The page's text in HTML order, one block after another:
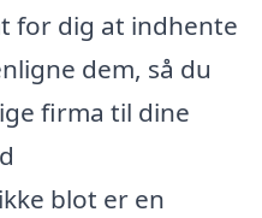
for dig at indhente
dem, så du
firma til dine
blot er en